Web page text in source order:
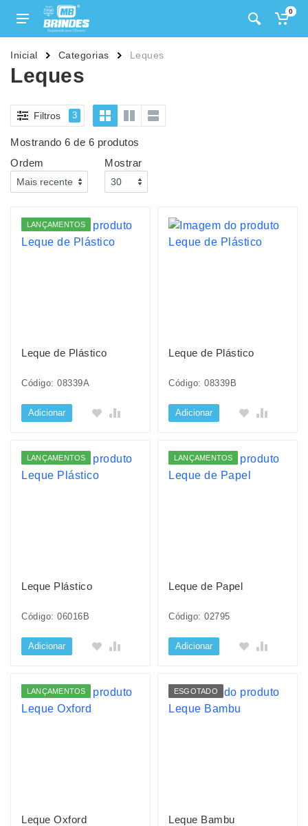
0
Inicial Categorias Leques
Leques
Filtros 3
Mostrando 6 de 6 produtos
Ordem
Mostrar
LANÇAMENTOS
Leque de Plástico
Código: 08339A
Adicionar
Leque de Plástico
Código: 08339B
Adicionar
LANÇAMENTOS
Leque Plástico
Código: 06016B
Adicionar
LANÇAMENTOS
Leque de Papel
Código: 02795
Adicionar
LANÇAMENTOS
Leque Oxford
ESGOTADO
Leque Bambu